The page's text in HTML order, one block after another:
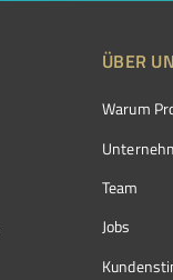
ÜBER
Warum
Team
Jobs